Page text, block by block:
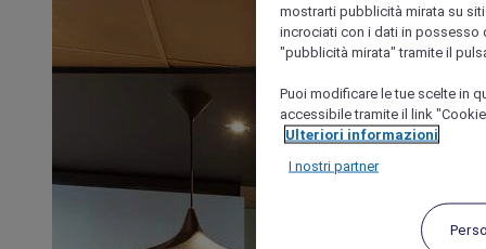
mostrarti pubblicità mirata su
incrociati con i dati in possesso
"pubblicità mirata" tramite il
Puoi modificare le tue scelte in
accessibile tramite il link
Ulteriori informazioni
I nostri partner